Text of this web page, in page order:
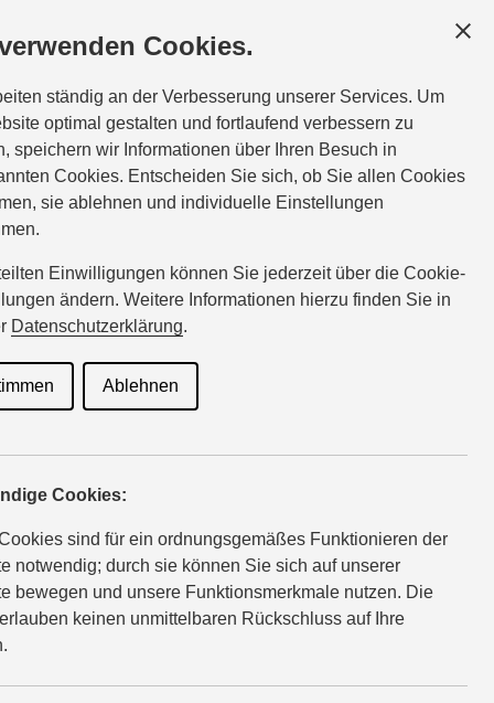
Cookies.
ständig an der Verbesserung unserer Services. Um
optimal gestalten und fortlaufend verbessern zu
speichern wir Informationen über Ihren Besuch in
Cookies. Entscheiden Sie sich, ob Sie allen Cookies
sie ablehnen und individuelle Einstellungen
Einwilligungen können Sie jederzeit über die Cookie-
ändern. Weitere Informationen hierzu finden Sie in
Datenschutzerklärung.
Ablehnen
Cookies:
sind für ein ordnungsgemäßes Funktionieren der
notwendig; durch sie können Sie sich auf unserer
bewegen und unsere Funktionsmerkmale nutzen. Die
keinen unmittelbaren Rückschluss auf Ihre
ÜBER UNS
gerstenlauer@suzuki-handel.de